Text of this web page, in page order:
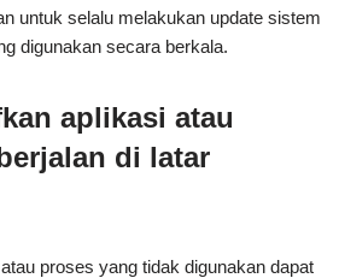
untuk selalu melakukan update sistem
digunakan secara berkala.
aplikasi atau
di latar
proses yang tidak digunakan dapat